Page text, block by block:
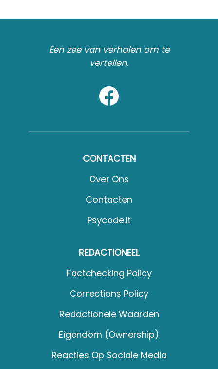
Een zee van verhalen om te
vertellen.
CONTACTEN
Over Ons
Contacten
Psycode.it
REDACTIONEEL
Factchecking Policy
Corrections Policy
Redactionele Waarden
Eigendom (Ownership)
Reacties Op Sociale Media